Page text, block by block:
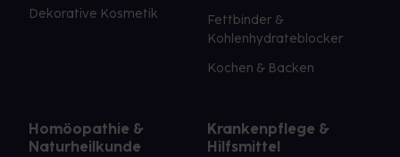
Dekorative Kosmetik
Fettbinder &
Kohlenhydrateblocker
Kochen & Backen
Homöopathie &
Naturheilkunde
Krankenpflege &
Hilfsmittel